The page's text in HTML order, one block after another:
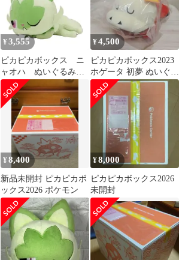
¥ 3,555
ピカピカボックス ニ
ャオハ ぬいぐるみ
タグ付き
¥4,500
ピカピカボックス2023
ホゲータ 初夢 ぬいぐる
み
¥8,400
新品未開封 ピカピカボ
ックス2026 ポケモン
¥8,000
ピカピカボックス2026
未開封